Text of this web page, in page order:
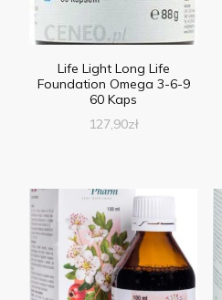
Life Light Long Life
Foundation Omega 3-6-9
60 Kaps
127,90zł